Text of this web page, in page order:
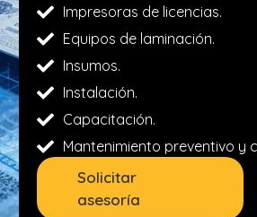
Impresoras de licencias.
Equipos de laminación.
Insumos.
Instalación.
Capacitación.
Mantenimiento preventivo y
Solicitar
asesoría